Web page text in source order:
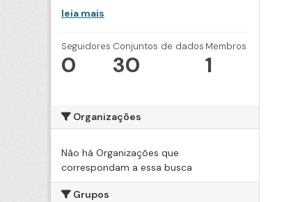
leia mais
Seguidores
0
Conjuntos de dados
30
Membros
1
Organizações
Não há Organizações que
correspondam a essa busca
Grupos